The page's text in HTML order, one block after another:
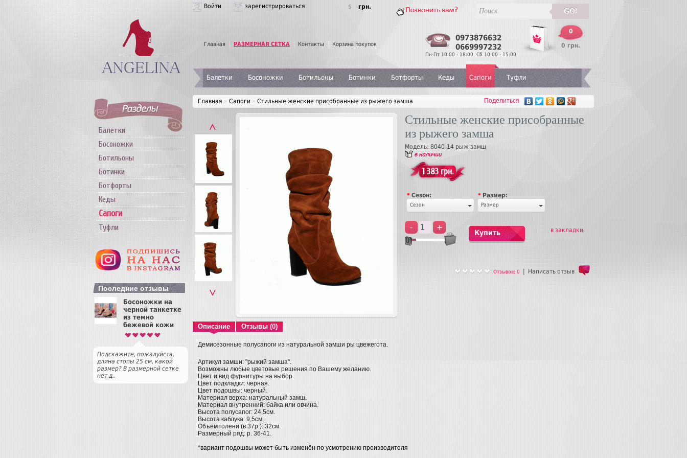
$ грн.
Перезвонить
0
0 грн.
GO!
Войти зарегистрироваться
0973876632
0669997232
Пн-Пт 10:00 - 18:00, Сб 10:00 - 15:00
Главная РАЗМЕРНАЯ СЕТКА Контакты Корзина покупок
Балетки Босоножки Ботильоны Ботинки Ботфорты Кеды Сапоги Туфли
Балетки
Босоножки
Ботильоны
Ботинки
Ботфорты
Кеды
Сапоги
Туфли
Последние отзывы
Босоножки на
черной танкетке
из темно
бежевой кожи
Подскажите, пожалуйста,
длина стопы 25 см, какой
размер? В размерной сетке
нет д..
Главная » Сапоги » Стильные женские присобранные из рыжего замша
˄
˅
Поделиться
Стильные женские присобранные
из рыжего замша
Модель: 8040-14 рыж замш
1 383 грн.
* Сезон:
Сезон
* Размер:
Размер
в закладки
- +
Купить
Отзывов: 0 Написать отзыв
Описание Отзывы (0)
Демисезонные полусапоги из натуральной замши ры цвежегота.
Артикул замши: "рыжий замша".
Возможны любые цветовые решения по Вашему желанию.
Цвет и вид фурнитуры на выбор.
Цвет подкладки: черная.
Цвет подошвы: черный.
Материал верха: натуральный замш.
Материал внутренний: байка или овчина.
Высота полусапог: 24,5см.
Высота каблука: 9,5см.
Объем голени (в 37р.): 32см.
Размерный ряд: р. 36-41.
*вариант подошвы может быть изменён по усмотрению производителя